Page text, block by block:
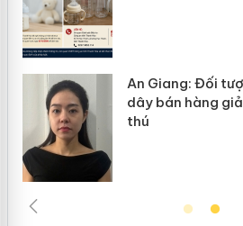
Giang: Đối tượng chủ mưu đường
bán hàng giả tại Phú Quốc ra đầu